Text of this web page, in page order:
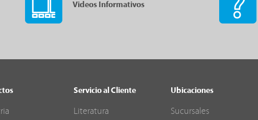
Videos Informativos
Servicio al Cliente
Literatura
Ubicaciones
Sucursales